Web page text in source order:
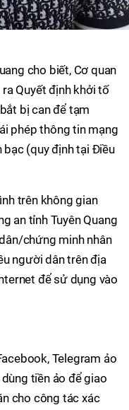
cho biết, Cơ quan
Quyết định khởi tố
bị can để tạm
phép thông tin mạng
bạc (quy định tại Điều
trên không gian
an tỉnh Tuyên Quang
chứng minh nhân
người dân trên địa
để sử dụng vào
Telegram ảo
tiền ảo để giao
cho công tác xác